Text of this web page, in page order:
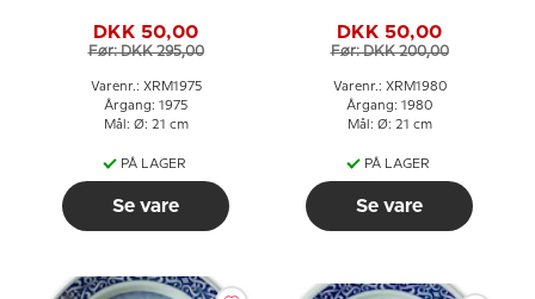
Larsson
DKK 50,00
Før: DKK 295,00
Varenr.: XRM1975
Årgang: 1975
Mål: Ø: 21 cm
PÅ LAGER
Se vare
DKK 50,00
Før: DKK 200,00
Varenr.: XRM1980
Årgang: 1980
Mål: Ø: 21 cm
PÅ LAGER
Se vare